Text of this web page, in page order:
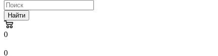
Найти
0
0